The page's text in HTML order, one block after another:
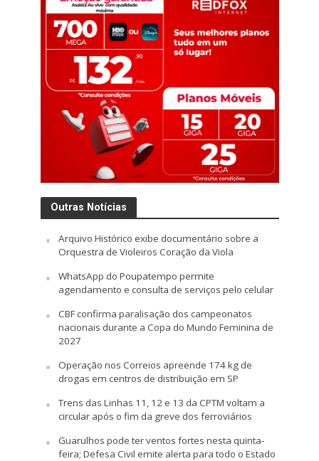
Outras Notícias
Arquivo Histórico exibe documentário sobre a
Orquestra de Violeiros Coração da Viola
WhatsApp do Poupatempo permite
agendamento e consulta de serviços pelo celular
CBF confirma paralisação dos campeonatos
nacionais durante a Copa do Mundo Feminina de
2027
Operação nos Correios apreende 174 kg de
drogas em centros de distribuição em SP
Trens das Linhas 11, 12 e 13 da CPTM voltam a
circular após o fim da greve dos ferroviários
Guarulhos pode ter ventos fortes nesta quinta-
feira; Defesa Civil emite alerta para todo o Estado